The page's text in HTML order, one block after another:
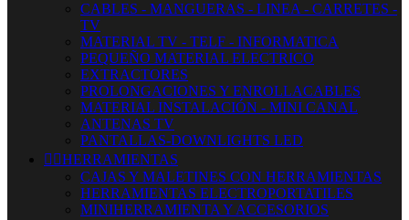
CABLES - MANGUERAS - LINEA - CARRETES -
TV
MATERIAL TV - TELF - INFORMATICA
PEQUEÑO MATERIAL ELECTRICO
EXTRACTORES
PROLONGACIONES Y ENROLLACABLES
MATERIAL INSTALACIÓN - MINI CANAL
ANTENAS TV
PANTALLAS-DOWNLIGHTS LED
 HERRAMIENTAS
CAJAS Y MALETINES CON HERRAMIENTAS
HERRAMIENTAS ELECTROPORTATILES
MINIHERRAMIENTA Y ACCESORIOS